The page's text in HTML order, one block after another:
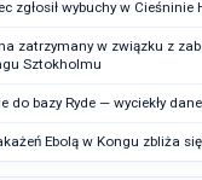
zgłosił wybuchy w Cieśninie
zatrzymany w związku z
Sztokholmu
do bazy Ryde — wyciekły
Ebolą w Kongu zbliża